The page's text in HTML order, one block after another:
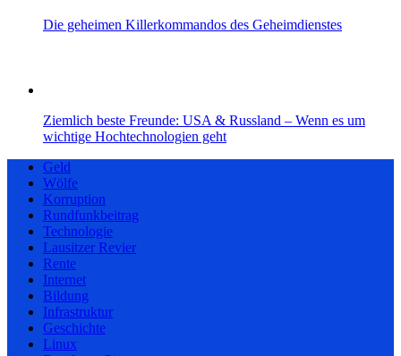
Die geheimen Killerkommandos des Geheimdienstes
Ziemlich beste Freunde: USA & Russland – Wenn es um
wichtige Hochtechnologien geht
Geld
Wölfe
Korruption
Rundfunkbeitrag
Technologie
Lausitzer Revier
Rente
Internet
Bildung
Infrastruktur
Geschichte
Linux